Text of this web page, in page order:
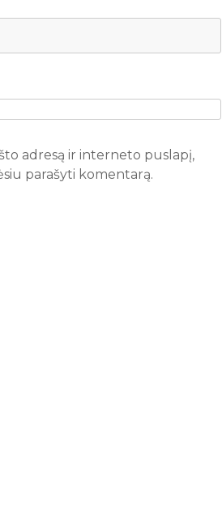
adresą ir interneto puslapį,
parašyti komentarą.